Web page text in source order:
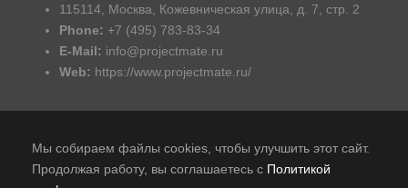
115114, Москва, Кожевническая улица, д. 7, стр. 2
Phone: +7 (495) 783-83-34
E-Mail: info@projectmate.ru
Web: https://www.projectmate.ru/
Мы собираем файлы cookies, чтобы улучшить этот сайт.
Продолжая работу, вы соглашаетесь с Политикой